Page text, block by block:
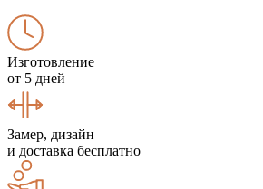
Изготовление
от 5 дней
Замер, дизайн
и доставка бесплатно